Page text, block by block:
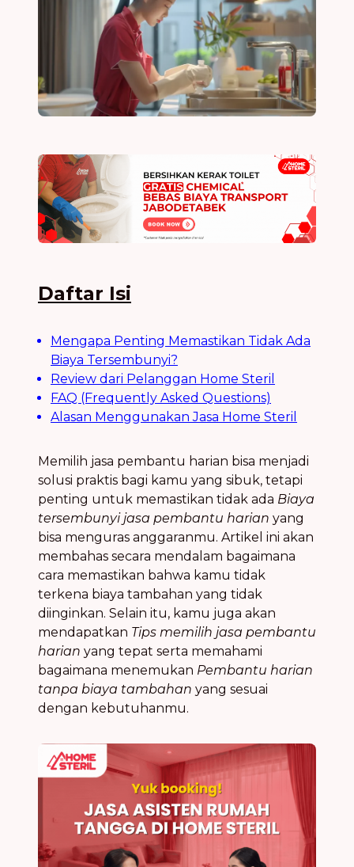
Daftar Isi
Mengapa Penting Memastikan Tidak Ada
Biaya Tersembunyi?
Review dari Pelanggan Home Steril
FAQ (Frequently Asked Questions)
Alasan Menggunakan Jasa Home Steril
Memilih jasa pembantu harian bisa menjadi
solusi praktis bagi kamu yang sibuk, tetapi
penting untuk memastikan tidak ada Biaya
tersembunyi jasa pembantu harian yang
bisa menguras anggaranmu. Artikel ini akan
membahas secara mendalam bagaimana
cara memastikan bahwa kamu tidak
terkena biaya tambahan yang tidak
diinginkan. Selain itu, kamu juga akan
mendapatkan Tips memilih jasa pembantu
harian yang tepat serta memahami
bagaimana menemukan Pembantu harian
tanpa biaya tambahan yang sesuai
dengan kebutuhanmu.